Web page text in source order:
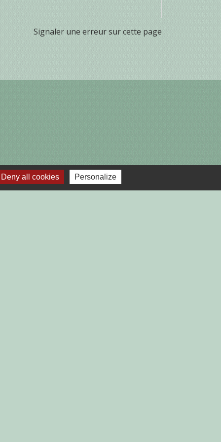
Signaler une erreur sur cette page
Deny all cookies Personalize